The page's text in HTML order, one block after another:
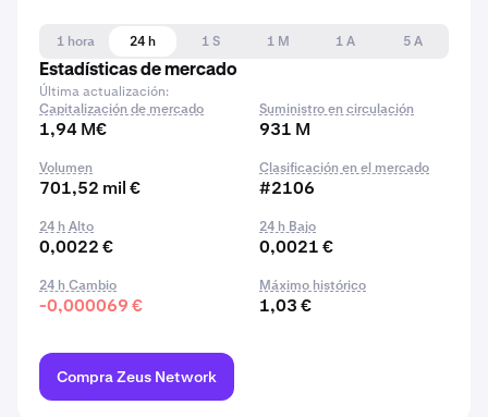
1 hora 24 h 1 S 1 M 1 A
5 A
Estadísticas de mercado
Última actualización:
Capitalización de mercado
1,94 M€
Suministro en circulación
931 M
Volumen
701,52 mil €
Clasificación en el mercado
#2106
24 h Alto
0,0022 €
24 h Bajo
0,0021 €
24 h Cambio
-0,000069 €
Máximo histórico
1,03 €
Compra Zeus Network